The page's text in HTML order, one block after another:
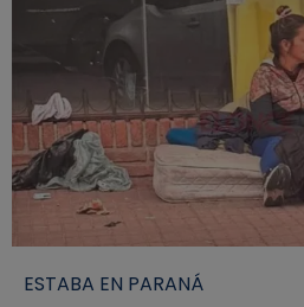
ESTABA EN PARANÁ